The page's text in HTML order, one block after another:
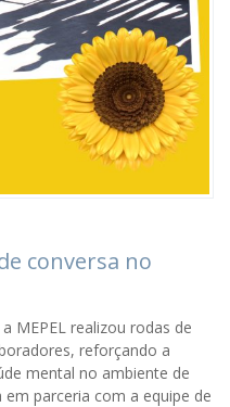
conversa no
MEPEL realizou rodas de
reforçando a
mental no ambiente de
parceria com a equipe de